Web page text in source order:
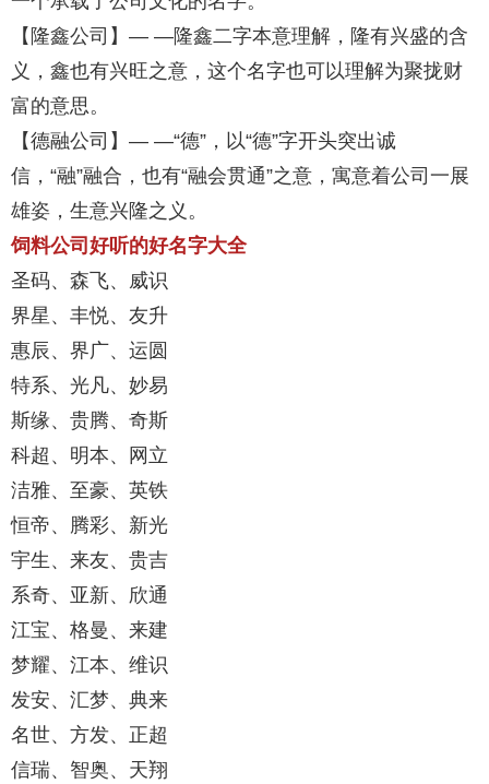
【隆鑫公司】— —隆鑫二字本意理解，隆有兴盛的含
义，鑫也有兴旺之意，这个名字也可以理解为聚拢财
富的意思。
【德融公司】— —“德”，以“德”字开头突出诚
信，“融”融合，也有“融会贯通”之意，寓意着公司一展
雄姿，生意兴隆之义。
饲料公司好听的好名字大全
圣码、森飞、威识
界星、丰悦、友升
惠辰、界广、运圆
特系、光凡、妙易
斯缘、贵腾、奇斯
科超、明本、网立
洁雅、至豪、英铁
恒帝、腾彩、新光
宇生、来友、贵吉
系奇、亚新、欣通
江宝、格曼、来建
梦耀、江本、维识
发安、汇梦、典来
名世、方发、正超
信瑞、智奥、天翔